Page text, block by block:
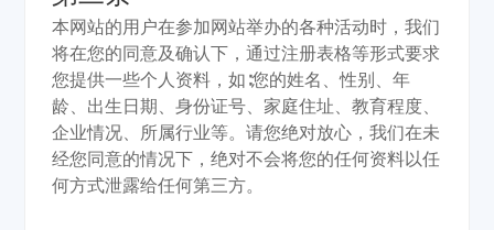
本网站的用户在参加网站举办的各种活动时，我们
将在您的同意及确认下，通过注册表格等形式要求
您提供一些个人资料，如∶您的姓名、性别、年
龄、出生日期、身份证号、家庭住址、教育程度、
企业情况、所属行业等。请您绝对放心，我们在未
经您同意的情况下，绝对不会将您的任何资料以任
何方式泄露给任何第三方。